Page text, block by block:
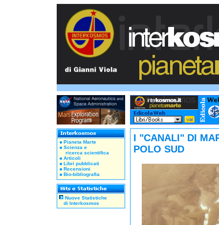
Pianeta Marte
Scienza e
ricerca scientifica
Articoli
Libri pubblicati
Recensioni
Bio-bibliografia
Nuove Statistiche
di Interkosmos
I "CANALI" DI
POLO SUD